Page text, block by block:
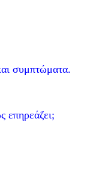
συμπτώματα.
επηρεάζει;